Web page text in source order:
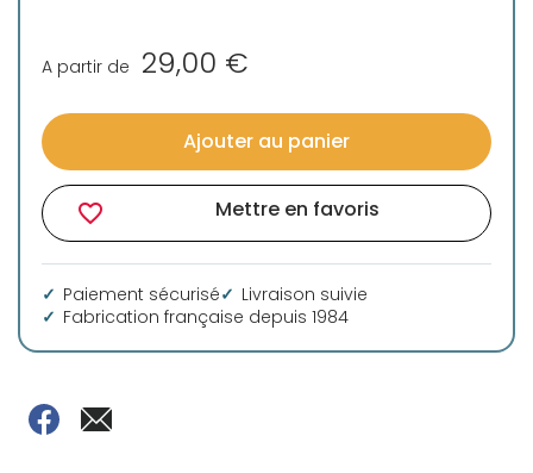
A partir de 29,00 €
Ajouter au panier
favorite_border Mettre en favoris
Paiement sécurisé
Livraison suivie
Fabrication française depuis 1984